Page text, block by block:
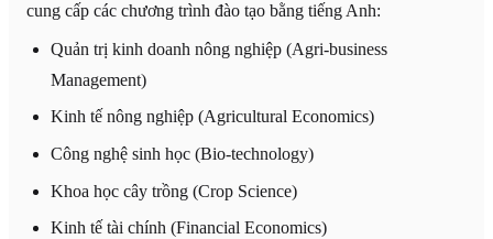
cung cấp các chương trình đào tạo bằng tiếng Anh:
Quản trị kinh doanh nông nghiệp (Agri-business
Management)
Kinh tế nông nghiệp (Agricultural Economics)
Công nghệ sinh học (Bio-technology)
Khoa học cây trồng (Crop Science)
Kinh tế tài chính (Financial Economics)